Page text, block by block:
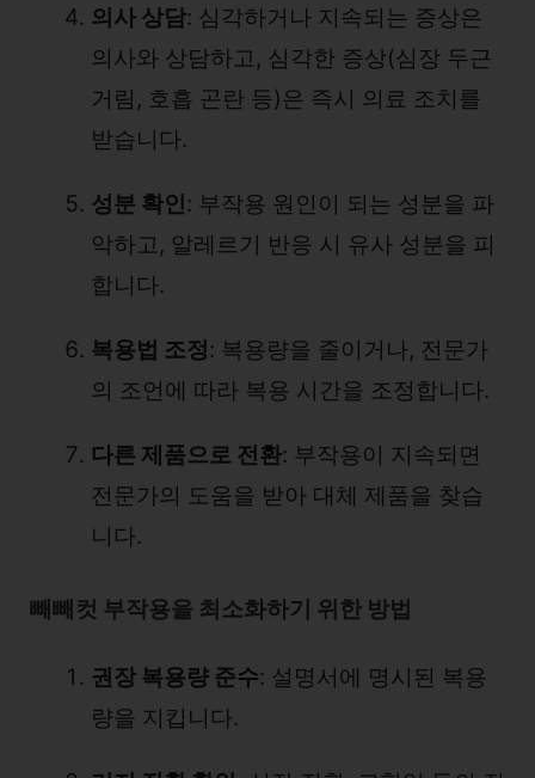
의사 상담: 심각하거나 지속되는 증상은
의사와 상담하고, 심각한 증상(심장 두근
거림, 호흡 곤란 등)은 즉시 의료 조치를
받습니다.
성분 확인: 부작용 원인이 되는 성분을 파
악하고, 알레르기 반응 시 유사 성분을 피
합니다.
복용법 조정: 복용량을 줄이거나, 전문가
의 조언에 따라 복용 시간을 조정합니다.
다른 제품으로 전환: 부작용이 지속되면
전문가의 도움을 받아 대체 제품을 찾습
니다.
빼빼컷 부작용을 최소화하기 위한 방법
권장 복용량 준수: 설명서에 명시된 복용
량을 지킵니다.